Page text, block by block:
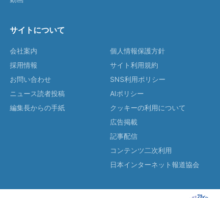
サイトについて
会社案内
採用情報
お問い合わせ
ニュース読者投稿
編集長からの手紙
個人情報保護方針
サイト利用規約
SNS利用ポリシー
AIポリシー
クッキーの利用について
広告掲載
記事配信
コンテンツ二次利用
日本インターネット報道協会